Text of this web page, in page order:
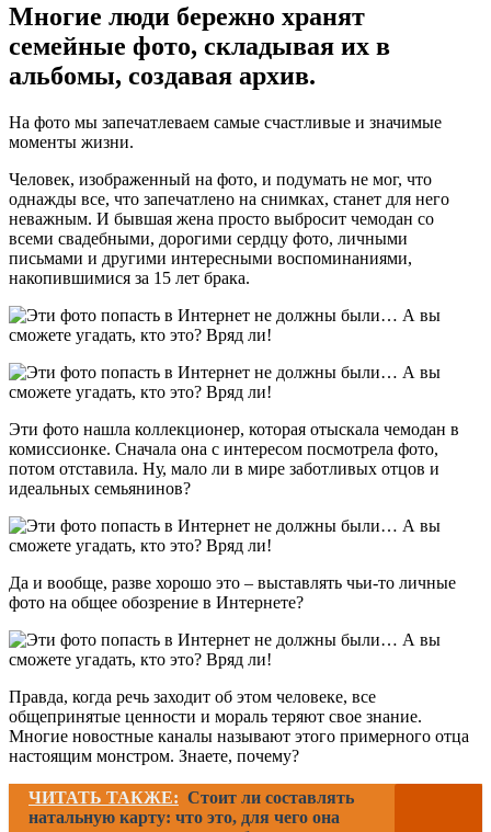
Многие люди бережно хранят
семейные фото, складывая их в
альбомы, создавая архив.
На фото мы запечатлеваем самые счастливые и значимые
моменты жизни.
Человек, изображенный на фото, и подумать не мог, что
однажды все, что запечатлено на снимках, станет для него
неважным. И бывшая жена просто выбросит чемодан со
всеми свадебными, дорогими сердцу фото, личными
письмами и другими интересными воспоминаниями,
накопившимися за 15 лет брака.
Эти фото нашла коллекционер, которая отыскала чемодан в
комиссионке. Сначала она с интересом посмотрела фото,
потом отставила. Ну, мало ли в мире заботливых отцов и
идеальных семьянинов?
Да и вообще, разве хорошо это – выставлять чьи-то личные
фото на общее обозрение в Интернете?
Правда, когда речь заходит об этом человеке, все
общепринятые ценности и мораль теряют свое знание.
Многие новостные каналы называют этого примерного отца
настоящим монстром. Знаете, почему?
ЧИТАТЬ ТАКЖЕ: Стоит ли составлять
натальную карту: что это, для чего она